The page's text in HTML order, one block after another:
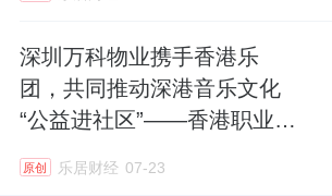
深圳万科物业携手香港乐
团，共同推动深港音乐文化
“公益进社区”——香港职业交
正式落地深圳
原创 乐居财经 07-23